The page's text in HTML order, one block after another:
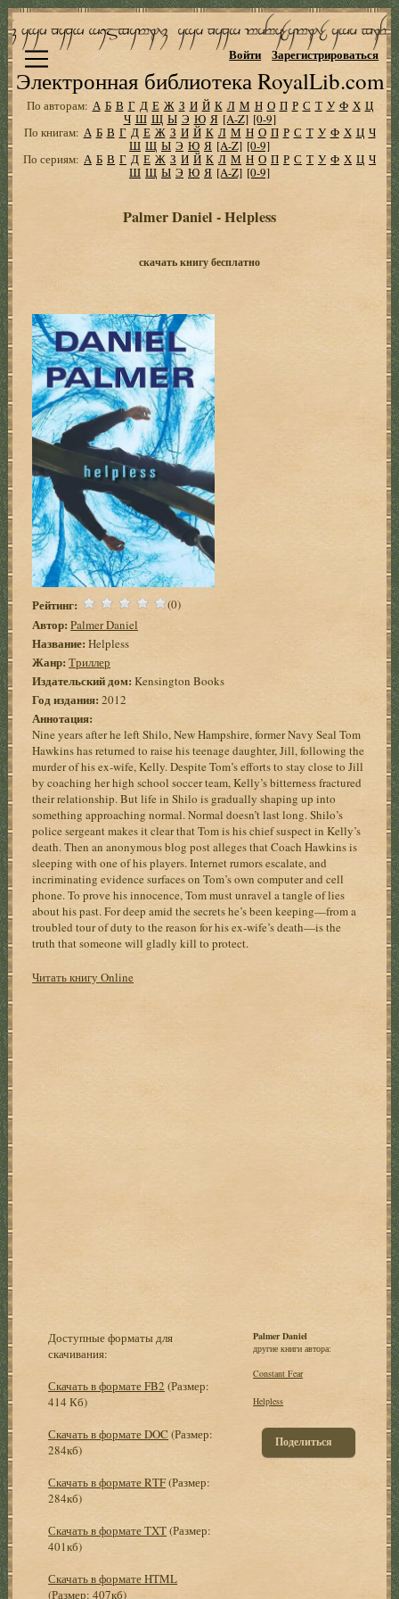
Электронная библиотека RoyalLib.com
Войти Зарегистрироваться
По авторам: А Б В Г Д Е Ж З И Й К Л М Н О П Р С Т У Ф Х Ц
Ч Ш Щ Ы Э Ю Я [A-Z] [0-9]
По книгам: А Б В Г Д Е Ж З И Й К Л М Н О П Р С Т У Ф Х Ц Ч
Ш Щ Ы Э Ю Я [A-Z] [0-9]
По сериям: А Б В Г Д Е Ж З И Й К Л М Н О П Р С Т У Ф Х Ц Ч
Ш Щ Ы Э Ю Я [A-Z] [0-9]
Palmer Daniel - Helpless
скачать книгу бесплатно
Рейтинг: (0)
Автор: Palmer Daniel
Название: Helpless
Жанр: Триллер
Издательский дом: Kensington Books
Год издания:2012
Аннотация:
Nine years after he left Shilo, New Hampshire, former Navy Seal Tom
Hawkins has returned to raise his teenage daughter, Jill, following the
murder of his ex-wife, Kelly. Despite Tom’s efforts to stay close to Jill
by coaching her high school soccer team, Kelly’s bitterness fractured
their relationship. But life in Shilo is gradually shaping up into
something approaching normal. Normal doesn’t last long. Shilo’s
police sergeant makes it clear that Tom is his chief suspect in Kelly’s
death. Then an anonymous blog post alleges that Coach Hawkins is
sleeping with one of his players. Internet rumors escalate, and
incriminating evidence surfaces on Tom’s own computer and cell
phone. To prove his innocence, Tom must unravel a tangle of lies
about his past. For deep amid the secrets he’s been keeping—from a
troubled tour of duty to the reason for his ex-wife’s death—is the
truth that someone will gladly kill to protect.
Читать книгу Online
Доступные форматы для
скачивания:
Скачать в формате FB2 (Размер:
414 Кб)
Скачать в формате DOC (Размер:
284кб)
Скачать в формате RTF(Размер:
284кб)
Скачать в формате TXT(Размер:
401кб)
Скачать в формате HTML
(Размер: 407кб)
Palmer Daniel
другие книги автора:
Constant Fear
Helpless
Поделиться